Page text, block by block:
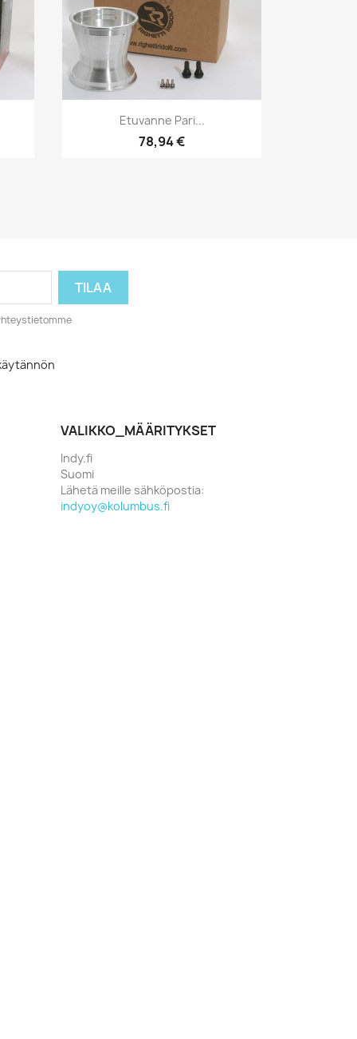
Pikakatselu
Etuvanne Pari...
78,94 €
VALIKKO_MÄÄRITYKSET
Indy.fi
Suomi
Lähetä meille sähköpostia:
indyoy@kolumbus.fi